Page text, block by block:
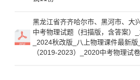
黑龙江省齐齐哈尔市、黑河市、大
中考物理试题（扫描版，含答案）
_2024秋改版_八上物理课件最新
（2019-2023）_2020中考物理试